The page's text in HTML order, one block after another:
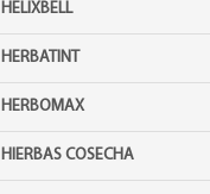
HELIXBELL
HERBATINT
HERBOMAX
HIERBAS COSECHA